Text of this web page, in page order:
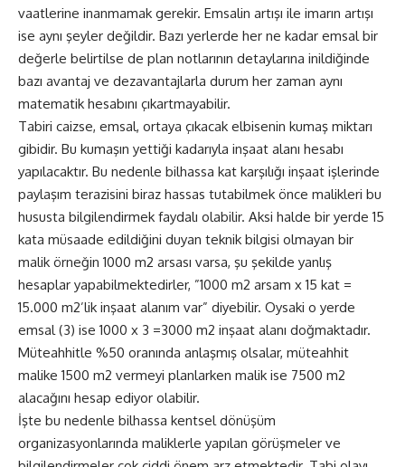
vaatlerine inanmamak gerekir. Emsalin artışı ile imarın artışı
ise aynı şeyler değildir. Bazı yerlerde her ne kadar emsal bir
değerle belirtilse de plan notlarının detaylarına inildiğinde
bazı avantaj ve dezavantajlarla durum her zaman aynı
matematik hesabını çıkartmayabilir.
Tabiri caizse, emsal, ortaya çıkacak elbisenin kumaş miktarı
gibidir. Bu kumaşın yettiği kadarıyla inşaat alanı hesabı
yapılacaktır. Bu nedenle bilhassa kat karşılığı inşaat işlerinde
paylaşım terazisini biraz hassas tutabilmek önce malikleri bu
hususta bilgilendirmek faydalı olabilir. Aksi halde bir yerde 15
kata müsaade edildiğini duyan teknik bilgisi olmayan bir
malik örneğin 1000 m2 arsası varsa, şu şekilde yanlış
hesaplar yapabilmektedirler, ”1000 m2 arsam x 15 kat =
15.000 m2’lik inşaat alanım var” diyebilir. Oysaki o yerde
emsal (3) ise 1000 x 3 =3000 m2 inşaat alanı doğmaktadır.
Müteahhitle %50 oranında anlaşmış olsalar, müteahhit
malike 1500 m2 vermeyi planlarken malik ise 7500 m2
alacağını hesap ediyor olabilir.
İşte bu nedenle bilhassa kentsel dönüşüm
organizasyonlarında maliklerle yapılan görüşmeler ve